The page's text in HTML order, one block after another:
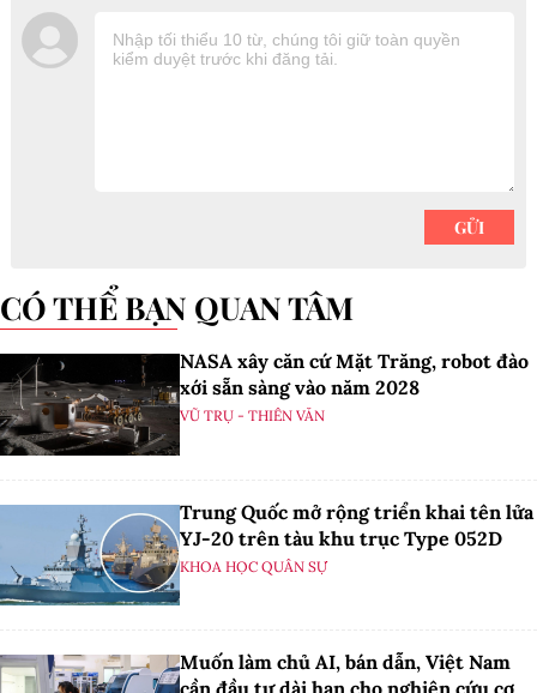
CÓ THỂ BẠN QUAN TÂM
NASA xây căn cứ Mặt Trăng, robot đào
xới sẵn sàng vào năm 2028
VŨ TRỤ - THIÊN VĂN
Trung Quốc mở rộng triển khai tên lửa
YJ-20 trên tàu khu trục Type 052D
KHOA HỌC QUÂN SỰ
Muốn làm chủ AI, bán dẫn, Việt Nam